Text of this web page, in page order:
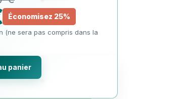
Économisez 25%
(ne sera pas compris dans la
panier